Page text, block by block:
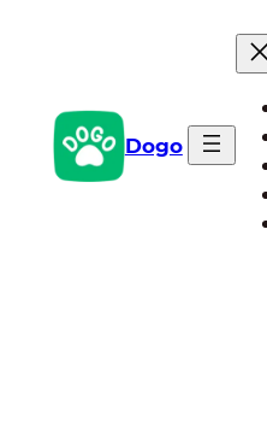
Dogo